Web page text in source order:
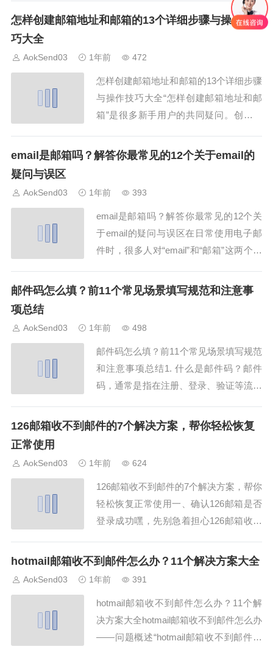
范操作，可以提升邮件送达率与用户体
验。本文将介绍12个发送邮件验证码的注
保高效、安全的验证服务。1. 发送邮件
验...
怎样创建邮箱地址和邮箱的13个详细步骤与操作技
巧大全
AokSend03 1年前 472
怎样创建邮箱地址和邮箱的13个详细步骤
与操作技巧大全“怎样创建邮箱地址和邮
箱”是很多新手用户的共同疑问。创建一
畅，也影响到职业形象和信息安全。本文
成邮箱创建。同时推荐AokSend平台，简
化...
email是邮箱吗？解答你最常见的12个关于email的
疑问与误区
AokSend03 1年前 393
email是邮箱吗？解答你最常见的12个关
于email的疑问与误区在日常使用电子邮
件时，很多人对“email”和“邮箱”这两个词
mail的常见问题，帮助你清晰理解这两个
谈。其...
邮件码怎么填？前11个常见场景填写规范和注意事
项总结
AokSend03 1年前 498
邮件码怎么填？前11个常见场景填写规范
和注意事项总结1. 什么是邮件码？邮件
码，通常是指在注册、登录、验证等流程
这个验证码可以是数字、字母，甚至是组
答。平台如 AokSend 提供的邮箱接码服
务...
126邮箱收不到邮件的7个解决方案，帮你轻松恢复
正常使用
AokSend03 1年前 624
126邮箱收不到邮件的7个解决方案，帮你
轻松恢复正常使用一、确认126邮箱是否
登录成功嘿，先别急着担心126邮箱收不
经成功登录了126邮箱。有时因为网络问
器试试。如果你使用的是AokSend邮...
hotmail邮箱收不到邮件怎么办？11个解决方案大全
AokSend03 1年前 391
hotmail邮箱收不到邮件怎么办？11个解
决方案大全hotmail邮箱收不到邮件怎么办
——问题概述“hotmail邮箱收不到邮件怎